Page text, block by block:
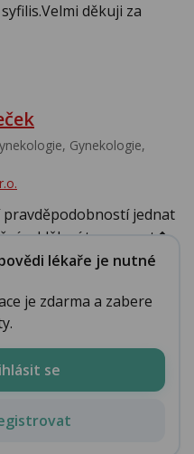
děkuji za
Gynekologie,
pravděpodobností jednat
oddělení tam nepot�...
lékaře je nutné
je zdarma a zabere
se